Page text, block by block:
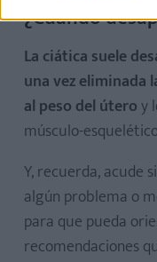
¿Cuándo
La ciática suele
una vez eliminada
al peso del úteroy
músculo-
Y, recuerda, acude
algún problema o
para que pueda
recomendaciones